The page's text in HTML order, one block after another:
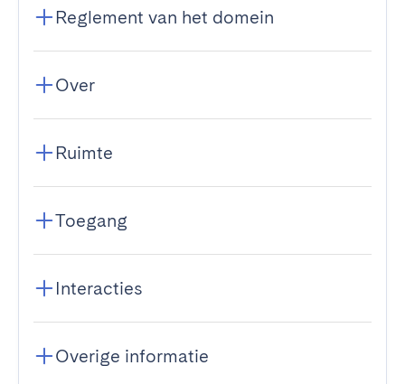
Reglement van het domein
Over
Ruimte
Toegang
Interacties
Overige informatie